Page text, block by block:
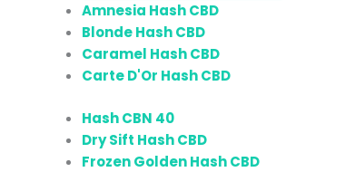
Amnesia Hash CBD
Blonde Hash CBD
Caramel Hash CBD
Carte D'Or Hash CBD
Hash CBN 40
Dry Sift Hash CBD
Frozen Golden Hash CBD